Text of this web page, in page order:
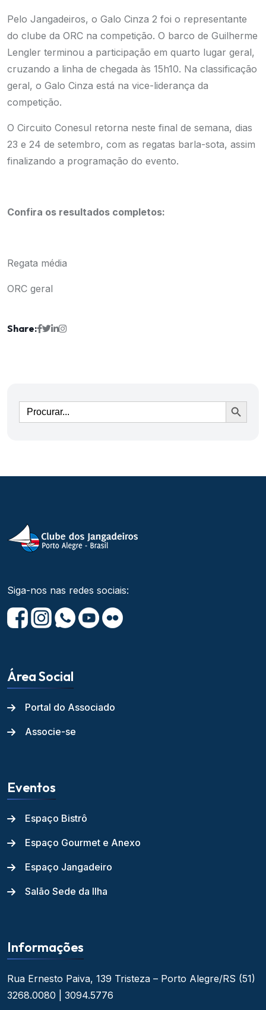
Pelo Jangadeiros, o Galo Cinza 2 foi o representante
do clube da ORC na competição. O barco de Guilherme
Lengler terminou a participação em quarto lugar geral,
cruzando a linha de chegada às 15h10. Na classificação
geral, o Galo Cinza está na vice-liderança da
competição.
O Circuito Conesul retorna neste final de semana, dias
23 e 24 de setembro, com as regatas barla-sota, assim
finalizando a programação do evento.
Confira os resultados completos:
Regata média
ORC geral
Share:
Ir
Siga-nos nas redes sociais:
Área Social
Portal do Associado
Associe-se
Eventos
Espaço Bistrô
Espaço Gourmet e Anexo
Espaço Jangadeiro
Salão Sede da Ilha
Informações
Rua Ernesto Paiva, 139 Tristeza – Porto Alegre/RS (51)
3268.0080 | 3094.5776